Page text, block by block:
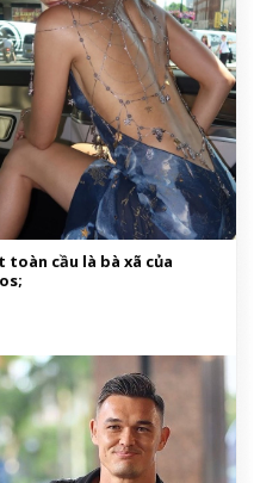
toàn cầu là bà xã của